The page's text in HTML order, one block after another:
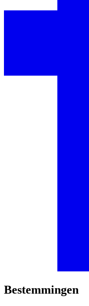
Bestemmingen